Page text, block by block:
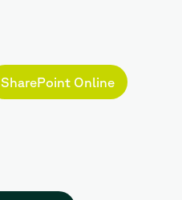
SharePoint Online